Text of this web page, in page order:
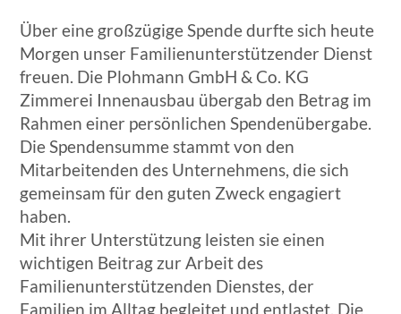
Über eine großzügige Spende durfte sich heute
Morgen unser Familienunterstützender Dienst
freuen. Die Plohmann GmbH & Co. KG
Zimmerei Innenausbau übergab den Betrag im
Rahmen einer persönlichen Spendenübergabe.
Die Spendensumme stammt von den
Mitarbeitenden des Unternehmens, die sich
gemeinsam für den guten Zweck engagiert
haben.
Mit ihrer Unterstützung leisten sie einen
wichtigen Beitrag zur Arbeit des
Familienunterstützenden Dienstes, der
Familien im Alltag begleitet und entlastet. Die